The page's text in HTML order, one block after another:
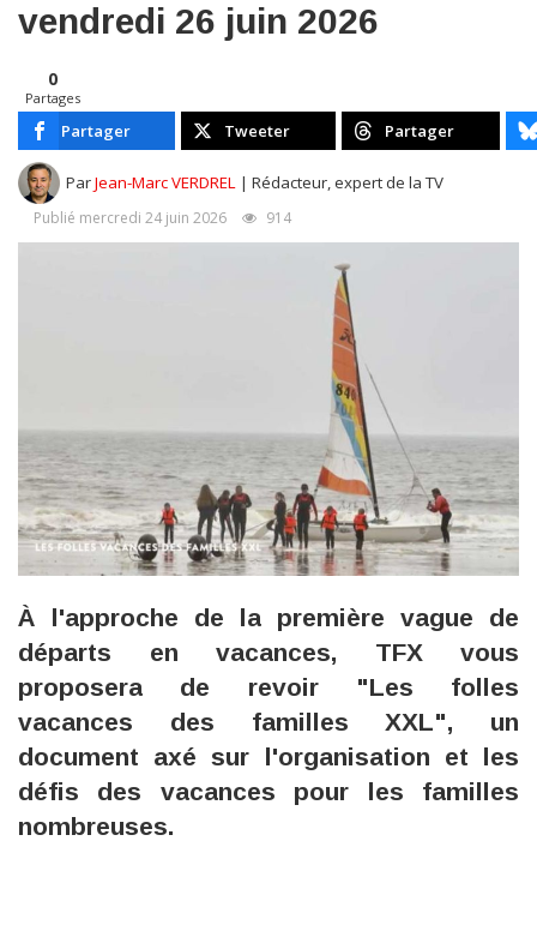
vendredi 26 juin 2026
0
Partages
Partager Tweeter Partager
ParJean-Marc VERDREL | Rédacteur, expert de la TV
Publié mercredi 24 juin 2026 914
À l'approche de la première vague de
départs en vacances, TFX vous
proposera de revoir "Les folles
vacances des familles XXL", un
document axé sur l'organisation et les
défis des vacances pour les familles
nombreuses.